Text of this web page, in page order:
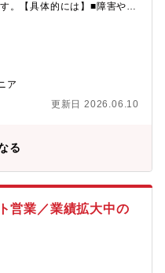
。【具体的には】■障害や不
だき、その場での対応が難し
ための梱包・配送依頼をお
けて教育を行います。わか
で、研修にも積極的に参加
器の設計、組立、試運転など
ア
更新日 2026.06.10
る
営業／業績拡大中の